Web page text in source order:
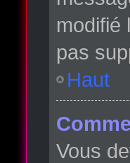
modifié
pas
Haut
Vous